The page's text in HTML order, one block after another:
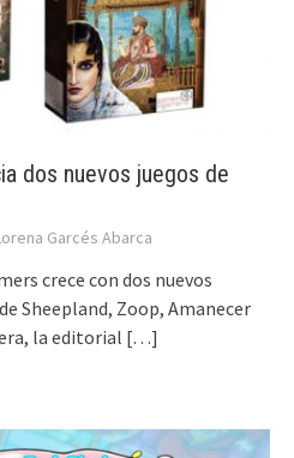
dos nuevos juegos de
Garcés Abarca
crece con dos nuevos
Sheepland, Zoop, Amanecer
la editorial […]